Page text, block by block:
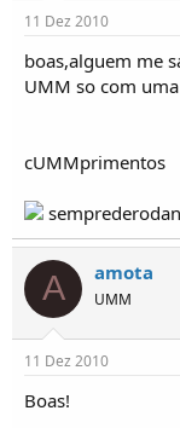
d
o
r
d
e
p
c
s
í
i
11 Dez 2010
boas,alguem me
UMM so com
cUMMprimentos
A amota
UMM
11 Dez 2010
Boas!